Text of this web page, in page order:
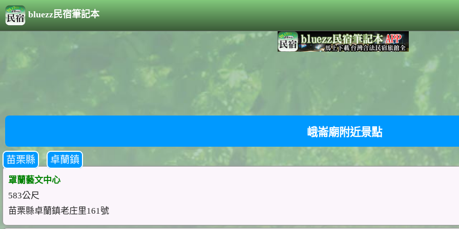
bluezz民宿筆記本
峨崙廟附近景點
苗栗縣 卓蘭鎮
罩蘭藝文中心
583公尺
苗栗縣卓蘭鎮老庄里161號